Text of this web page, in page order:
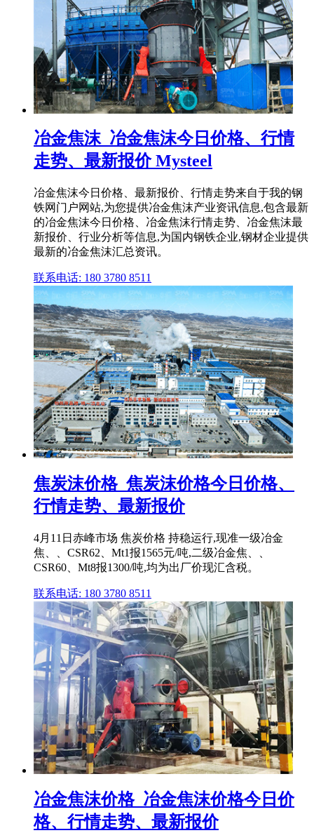
冶金焦沫_冶金焦沫今日价格、行情
走势、最新报价 Mysteel
冶金焦沫今日价格、最新报价、行情走势来自于我的钢
铁网门户网站,为您提供冶金焦沫产业资讯信息,包含最新
的冶金焦沫今日价格、冶金焦沫行情走势、冶金焦沫最
新报价、行业分析等信息,为国内钢铁企业,钢材企业提供
最新的冶金焦沫汇总资讯。
联系电话: 180 3780 8511
焦炭沫价格_焦炭沫价格今日价格、
行情走势、最新报价
4月11日赤峰市场 焦炭价格 持稳运行,现准一级冶金
焦、、CSR62、Mt1报1565元/吨,二级冶金焦、、
CSR60、Mt8报1300/吨,均为出厂价现汇含税。
联系电话: 180 3780 8511
冶金焦沫价格_冶金焦沫价格今日价
格、行情走势、最新报价